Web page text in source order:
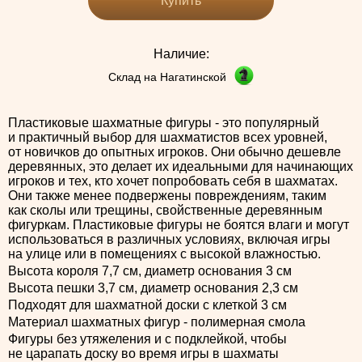
Наличие:
Склад на Нагатинской
Пластиковые шахматные фигуры - это популярный
и практичный выбор для шахматистов всех уровней,
от новичков до опытных игроков. Они обычно дешевле
деревянных, это делает их идеальными для начинающих
игроков и тех, кто хочет попробовать себя в шахматах.
Они также менее подвержены повреждениям, таким
как сколы или трещины, свойственные деревянным
фигуркам. Пластиковые фигуры не боятся влаги и могут
использоваться в различных условиях, включая игры
на улице или в помещениях с высокой влажностью.
Высота короля 7,7 см, диаметр основания 3 см
Высота пешки 3,7 см, диаметр основания 2,3 см
Подходят для шахматной доски с клеткой 3 см
Материал шахматных фигур - полимерная смола
Фигуры без утяжеления и с подклейкой, чтобы
не царапать доску во время игры в шахматы